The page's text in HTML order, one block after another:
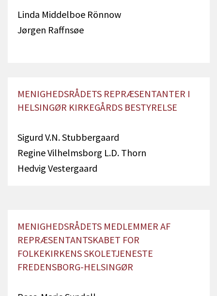
Linda Middelboe Rönnow
Jørgen Raffnsøe
MENIGHEDSRÅDETS REPRÆSENTANTER I
HELSINGØR KIRKEGÅRDS BESTYRELSE
Sigurd V.N. Stubbergaard
Regine Vilhelmsborg L.D. Thorn
Hedvig Vestergaard
MENIGHEDSRÅDETS MEDLEMMER AF
REPRÆSENTANTSKABET FOR
FOLKEKIRKENS SKOLETJENESTE
FREDENSBORG-HELSINGØR